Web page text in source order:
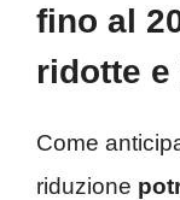
fino al
ridotte
Come
riduzione